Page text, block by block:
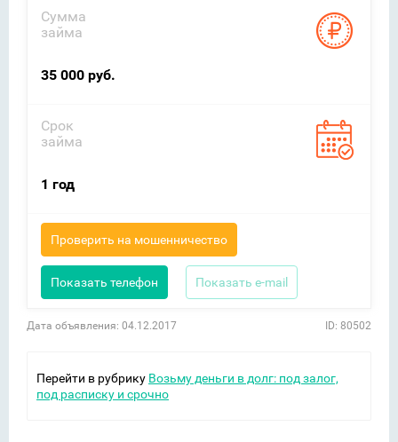
Сумма
займа
35 000 руб.
Срок
займа
1 год
Проверить на мошенничество
Показать телефон Показать e-mail
Дата объявления: 04.12.2017 ID: 80502
Перейти в рубрику Возьму деньги в долг: под залог,
под расписку и срочно